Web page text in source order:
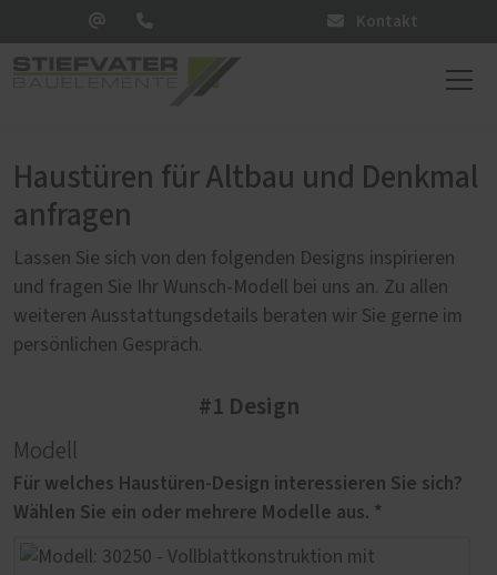
Kontakt
Haustüren für Altbau und Denkmal
anfragen
Lassen Sie sich von den folgenden Designs inspirieren
und fragen Sie Ihr Wunsch-Modell bei uns an. Zu allen
weiteren Ausstattungsdetails beraten wir Sie gerne im
persönlichen Gespräch.
#1 Design
Modell
Für welches Haustüren-Design interessieren Sie sich?
Wählen Sie ein oder mehrere Modelle aus. *